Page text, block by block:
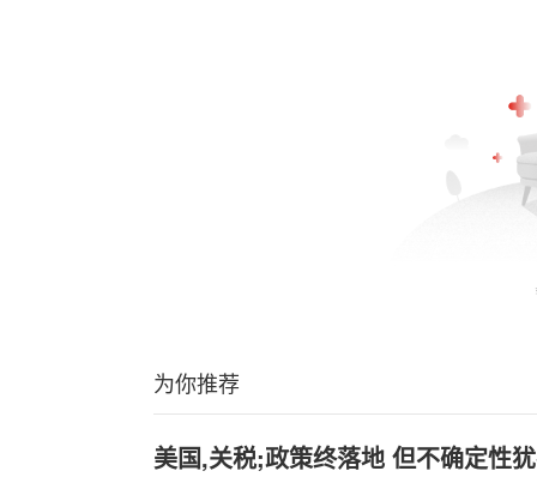
为你推荐
美国,关税;政策终落地 但不确定性